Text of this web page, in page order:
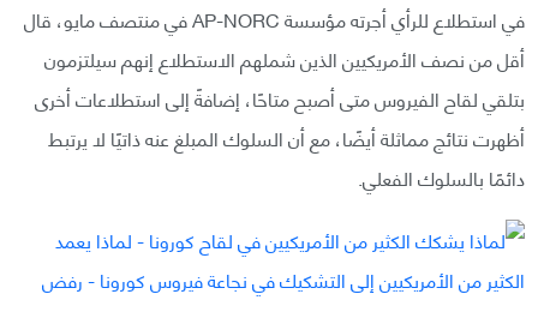
في استطلاع للرأي أجرته مؤسسة AP-NORC في منتصف مايو، قال
أقل من نصف الأمريكيين الذين شملهم الاستطلاع إنهم سيلتزمون
بتلقي لقاح الفيروس متى أصبح متاحًا، إضافةً إلى استطلاعات أخرى
أظهرت نتائج مماثلة أيضًا، مع أن السلوك المبلغ عنه ذاتيًا لا يرتبط
دائمًا بالسلوك الفعلي.